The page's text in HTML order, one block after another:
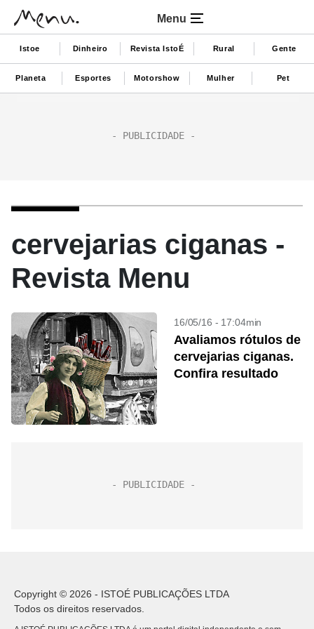
Menu
Istoe Dinheiro Revista IstoÉ Rural Gente
Planeta Esportes Motorshow Mulher Pet
cervejarias ciganas -
Revista Menu
16/05/16 - 17:04min
Avaliamos rótulos de
cervejarias ciganas.
Confira resultado
Copyright © 2026 - ISTOÉ PUBLICAÇÕES LTDA
Todos os direitos reservados.